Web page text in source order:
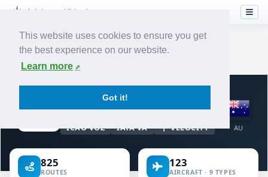
This website uses cookies to ensure you get
the best experience on our website.
Learn more
Got it!
Home › Airlines
VIRTUAL AIRLINE · AUSTRALIA
Virgin Australia
ICAO VOZ IATA VA VELOCITY AU
825
ROUTES
123
AIRCRAFT · 9 TYPES